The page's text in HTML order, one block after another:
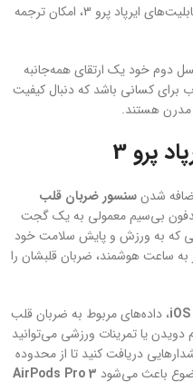
: یکی از جذاب‌ترین قابلیت‌های ایرپاد پرو 3، امکان ترجمه
دوم خود یک ارتقای همه‌جانبه
کسانی باشد که دنبال کیفیت
مدرن هستند.
پرو 3
شدنسنسور ضربان قلب
پرو 3 را از یک هدفون بی‌سیم معمولی به یک گجت
که به ورزش و پایش سلامت خود
به ساعت هوشمند، ضربان قلبشان را
، داده‌های مربوط به ضربان قلب
دویدن یا تمرینات ورزشی می‌توانید
دریافت کنید تا از محدوده
باعث می‌شود AirPods Pro 3